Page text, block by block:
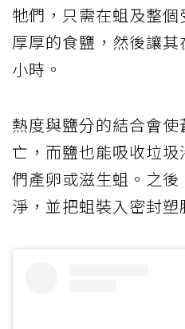
牠們，只需在蛆及整
厚厚的食鹽，然後讓
小時。
熱度與鹽分的結合會
亡，而鹽也能吸收垃
們產卵或滋生蛆。之
淨，並把蛆裝入密封塑